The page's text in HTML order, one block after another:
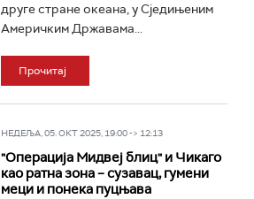
друге стране океана, у Сједињеним
Америчким Државама...
Прочитај
НЕДЕЉА, 05. ОКТ 2025, 19:00 -> 12:13
"Операција Мидвеј блиц" и Чикаго
као ратна зона – сузавац, гумени
меци и понека пуцњава